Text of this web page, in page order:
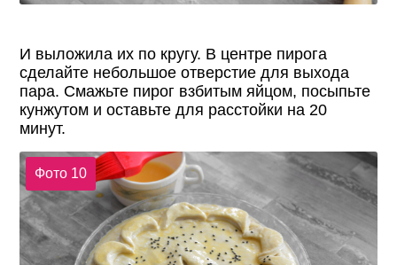
И выложила их по кругу. В центре пирога
сделайте небольшое отверстие для выхода
пара. Смажьте пирог взбитым яйцом, посыпьте
кунжутом и оставьте для расстойки на 20
минут.
Фото 10